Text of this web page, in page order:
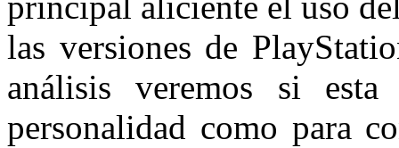
las versiones de
análisis veremos si
personalidad como para